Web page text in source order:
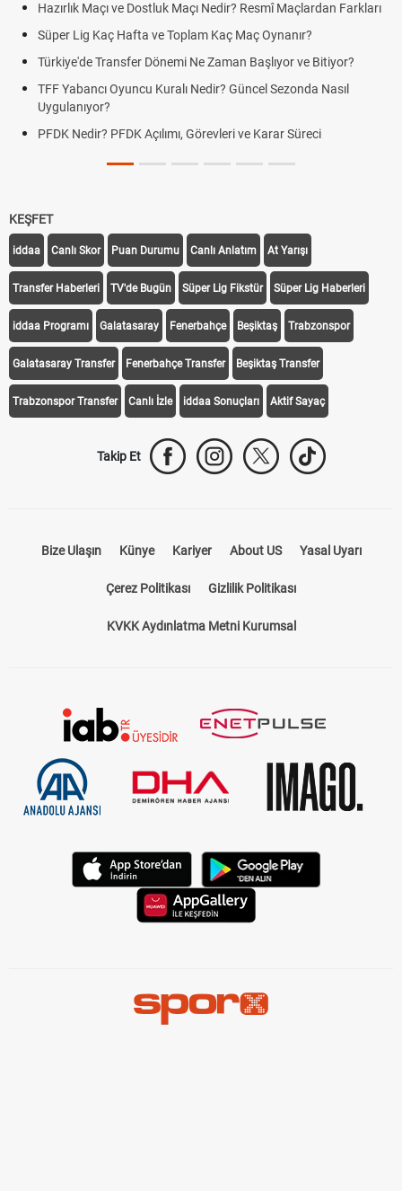
Hazırlık Maçı ve Dostluk Maçı Nedir? Resmî Maçlardan Farkları
Süper Lig Kaç Hafta ve Toplam Kaç Maç Oynanır?
Türkiye'de Transfer Dönemi Ne Zaman Başlıyor ve Bitiyor?
TFF Yabancı Oyuncu Kuralı Nedir? Güncel Sezonda Nasıl
Uygulanıyor?
PFDK Nedir? PFDK Açılımı, Görevleri ve Karar Süreci
KEŞFET
iddaa Canlı Skor Puan Durumu Canlı Anlatım At Yarışı
Transfer Haberleri TV'de Bugün Süper Lig Fikstür Süper Lig Haberleri
iddaa Programı Galatasaray Fenerbahçe Beşiktaş Trabzonspor
Galatasaray Transfer Fenerbahçe Transfer Beşiktaş Transfer
Trabzonspor Transfer Canlı İzle iddaa Sonuçları Aktif Sayaç
Takip Et
Bize Ulaşın Künye Kariyer About US Yasal Uyarı
Çerez Politikası Gizlilik Politikası
KVKK Aydınlatma Metni Kurumsal